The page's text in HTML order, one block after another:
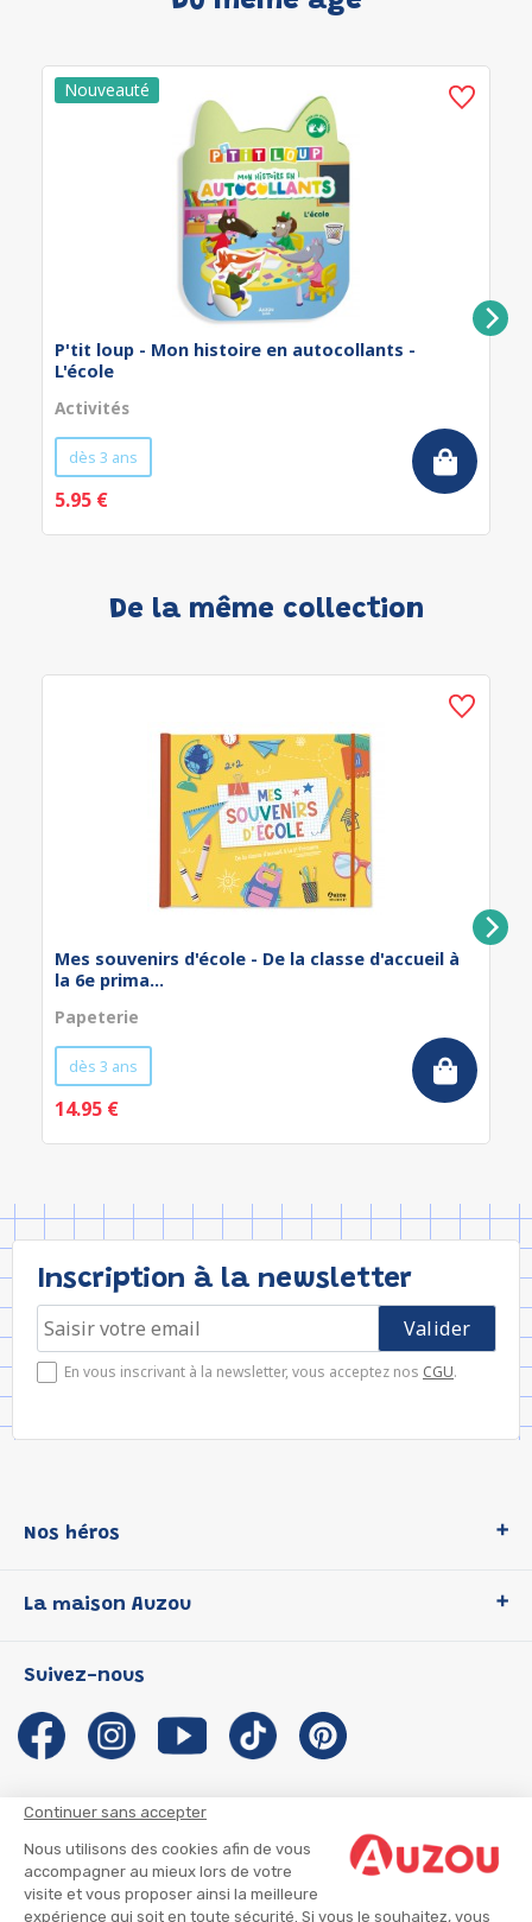
Continuer sans accepter
Nous utilisons des cookies afin de vous
accompagner au mieux lors de votre
visite et vous proposer ainsi la meilleure
expérience qui soit en toute sécurité. Si vous le souhaitez, vous
P'tit loup - Mon histoire en autocollants -
L'école
Activités
dès 3 ans
5.95 €
De la même collection
Mes souvenirs d'école - De la classe d'accueil à
la 6e prima...
Papeterie
dès 3 ans
14.95 €
Inscription à la newsletter
En vous inscrivant à la newsletter, vous acceptez nos CGU.
Nos héros
P'tit Loup
Les Influenceuses
Migali
Petite Taupe
La maison Auzou
Notre histoire
Auzou s'engage
Auteurs et illustrateurs Auzou
Suivre mon colis
Infos consommateur
Suivez-nous
CGU
CGV